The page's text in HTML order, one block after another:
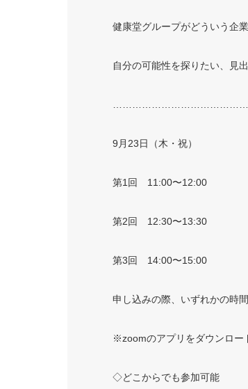
健康堂グループがどういう企
自分の可能性を探りたい、見
9 月 23日（木・祝）
第1 回 11:00〜12:00
第2回 12:30〜13:30
第3回 14:00〜15:00
申し込みの際、いずれかの時
※zoomのアプリをダウンロー
◇どこからでも参加可能